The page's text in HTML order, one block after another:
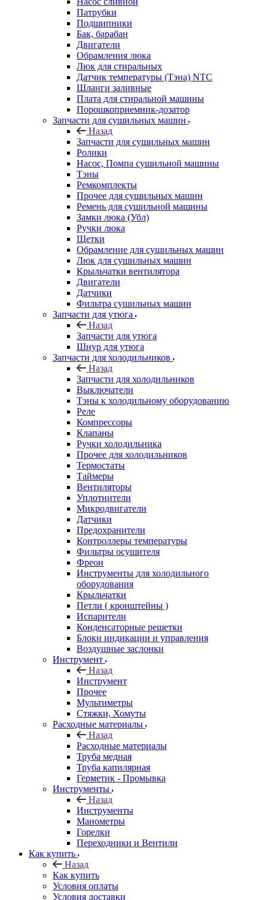
Патрубки
Подшипники
Бак, барабан
Двигатели
Обрамления люка
Люк для стиральных
Датчик температуры (Тэна) NTC
Шланги заливные
Плата для стиральной машины
Порошкоприемник-дозатор
Запчасти для сушильных машин
Назад
Запчасти для сушильных машин
Ролики
Насос, Помпа сушильной машины
Тэны
Ремкомплекты
Прочее для сушильных машин
Ремень для сушильной машины
Замки люка (Убл)
Ручки люка
Щетки
Обрамление для сушильных машин
Люк для сушильных машин
Крыльчатки вентилятора
Двигатели
Датчики
Фильтра сушильных машин
Запчасти для утюга
Назад
Запчасти для утюга
Шнур для утюга
Запчасти для холодильников
Назад
Запчасти для холодильников
Выключатели
Тэны к холодильному оборудованию
Реле
Компрессоры
Клапаны
Ручки холодильника
Прочее для холодильников
Термостаты
Таймеры
Вентиляторы
Уплотнители
Микродвигатели
Датчики
Предохранители
Контроллеры температуры
Фильтры осушителя
Фреон
Инструменты для холодильного
оборудования
Крыльчатки
Петли ( кронштейны )
Испарители
Конденсаторные решетки
Блоки индикации и управления
Воздушные заслонки
Инструмент
Назад
Инструмент
Прочее
Мультиметры
Стяжки, Хомуты
Расходные материалы
Назад
Расходные материалы
Труба медная
Труба капилярная
Герметик - Промывка
Инструменты
Назад
Инструменты
Манометры
Горелки
Переходники и Вентили
Как купить
Назад
Как купить
Условия оплаты
Условия доставки